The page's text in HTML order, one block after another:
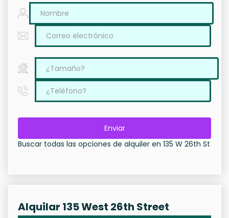
Enviar
Buscar todas las opciones de alquiler en 135 W 26th St
Alquilar 135 West 26th Street